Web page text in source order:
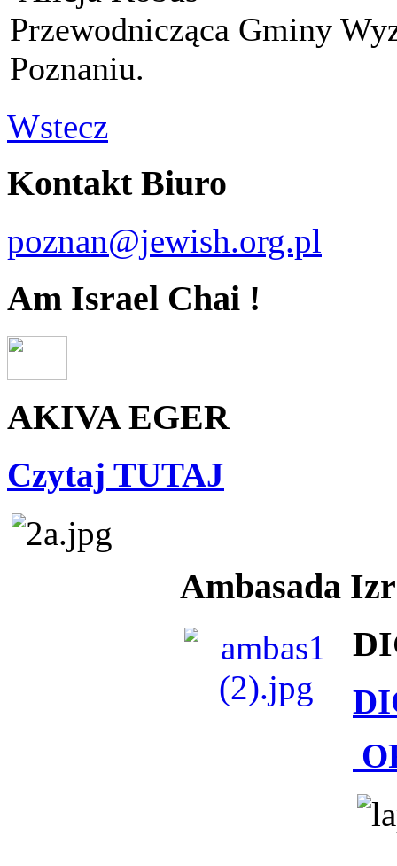
Przewodnicząca Gminy
Poznaniu.
Wstecz
Kontakt Biuro
poznan@jewish.org.pl
Am Israel Chai !
AKIVA EGER
Czytaj TUTAJ
Ambasada